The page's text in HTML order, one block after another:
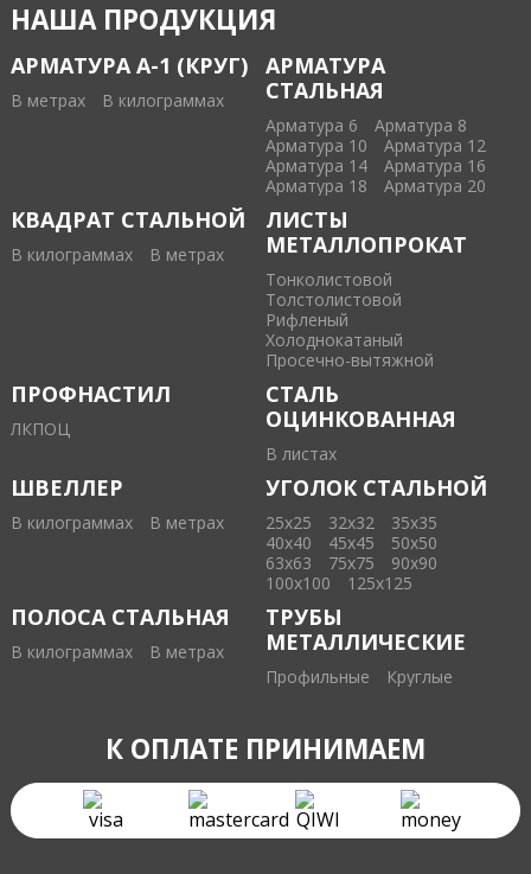
НАША ПРОДУКЦИЯ
АРМАТУРА А-1 (КРУГ)
В метрах В килограммах
АРМАТУРА
СТАЛЬНАЯ
Арматура 6
Арматура 8
Арматура 10
Арматура 12
Арматура 14
Арматура 16
Арматура 18
Арматура 20
КВАДРАТ СТАЛЬНОЙ
В килограммах В метрах
ЛИСТЫ
МЕТАЛЛОПРОКАТ
Тонколистовой
Толстолистовой
Рифленый
Холоднокатаный
Проcечно-вытяжной
ПРОФНАСТИЛ
ЛКПОЦ
СТАЛЬ
ОЦИНКОВАННАЯ
В листах
ШВЕЛЛЕР
В килограммах В метрах
УГОЛОК СТАЛЬНОЙ
25х25 32х32
35х35
40х40
45х45
50х50
63х63
75х75
90х90
100х100
125х125
ПОЛОСА СТАЛЬНАЯ
В килограммах В метрах
ТРУБЫ
МЕТАЛЛИЧЕСКИЕ
Профильные Круглые
К ОПЛАТЕ ПРИНИМАЕМ